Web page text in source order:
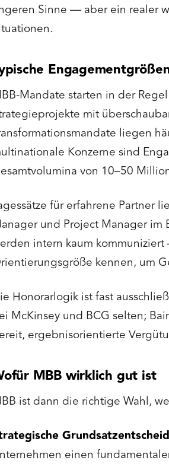
Sinne — aber ein realer
Mandate starten in der
mit
liegen
Konzerne sind
von 10–50
für erfahrene Partner
und Project Manager im
intern kaum
kennen, um
Honorarlogik ist fast
McKinsey und BCG selten;
ergebnisorientierte
MBB wirklich gut ist
ist dann die richtige Wahl,
einen